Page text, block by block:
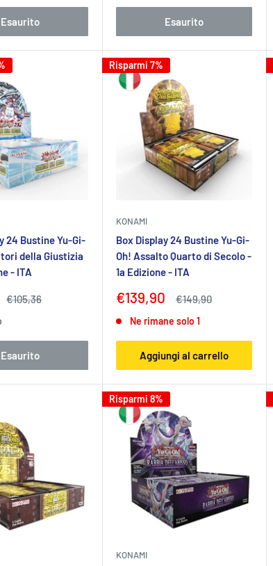
Esaurito Esaurito
24 Bustine Yu-Gi-
della Giustizia
- ITA
Prezzo
€105,36
Esaurito
Risparmi 7%
KONAMI
Box Display 24 Bustine Yu-Gi-
Oh! Assalto Quarto di Secolo -
1a Edizione - ITA
Prezzo
€139,90 Prezzo
€149,90
Ne rimane solo 1
Aggiungi al carrello
Risparmi 8%
KONAMI